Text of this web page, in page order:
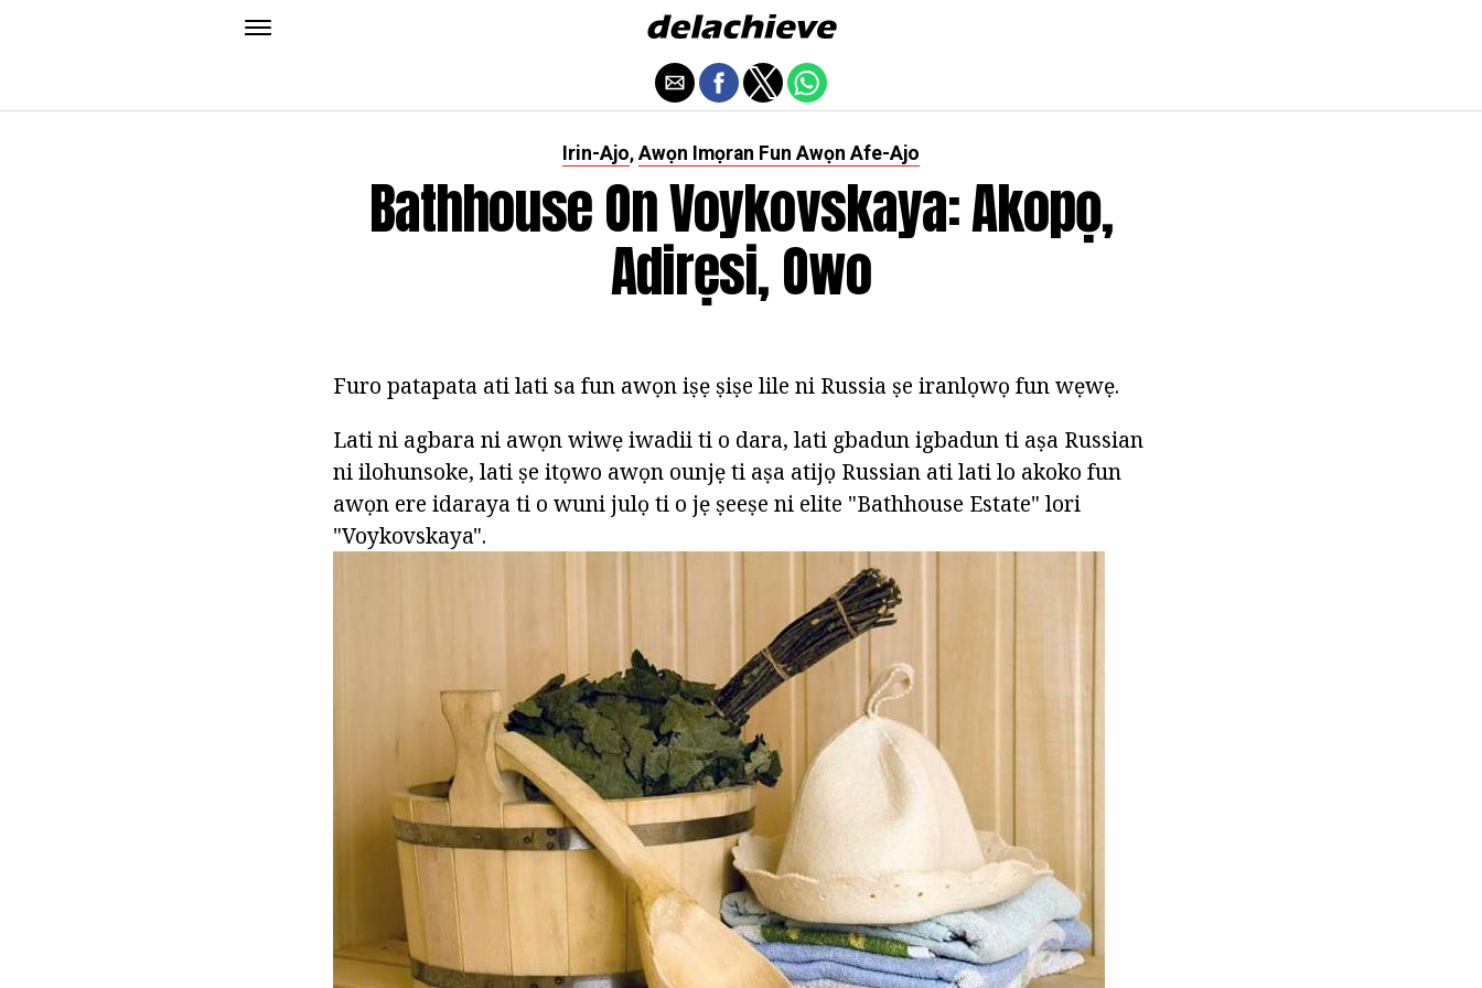
Irin-Ajo, Awọn Imọran Fun Awọn Afe-Ajo
Bathhouse On Voykovskaya: Akopọ,
Adirẹsi, Owo
Furo patapata ati lati sa fun awọn iṣẹ ṣiṣe lile ni Russia ṣe iranlọwọ fun wẹwẹ.
Lati ni agbara ni awọn wiwẹ iwadii ti o dara, lati gbadun igbadun ti aṣa Russian
ni ilohunsoke, lati ṣe itọwo awọn ounjẹ ti aṣa atijọ Russian ati lati lo akoko fun
awọn ere idaraya ti o wuni julọ ti o jẹ ṣeeṣe ni elite "Bathhouse Estate" lori
"Voykovskaya".